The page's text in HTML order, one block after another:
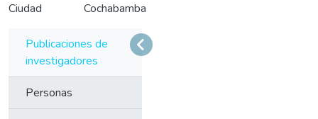
Ciudad
Cochabamba
Publicaciones de
investigadores
Personas